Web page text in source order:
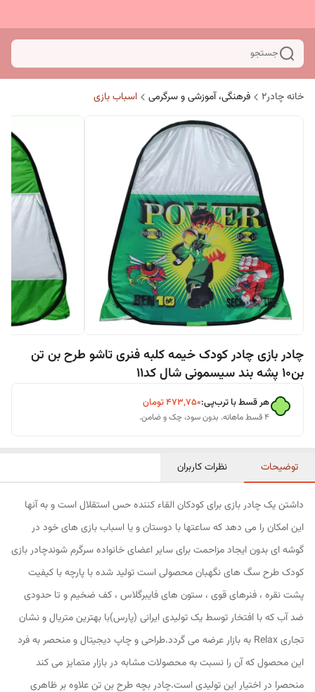
جستجو
خانه چادر۲ فرهنگی، آموزشی و سرگرمی اسباب بازی
چادر بازی چادر کودک خیمه کلبه فنری تاشو طرح بن تن
بن10 پشه بند سیسمونی شال کد11
هر قسط با ترب‌پی:۴۷۳٬۷۵۰تومان
۴ قسط ماهانه. بدون سود، چک و ضامن.
توضیحات نظرات کاربران
داشتن یک چادر بازی برای کودکان القاء کننده حس استقلال است و به آنها
این امکان را می دهد که ساعتها با دوستان و یا اسباب بازی های خود در
گوشه ای بدون ایجاد مزاحمت برای سایر اعضای خانواده سرگرم شوندچادر بازی
کودک طرح سگ های نگهبان محصولی است تولید شده با پارچه با کیفیت
پشت نقره ، فنرهای قوی ، ستون های فایبرگلاس ، کف ضخیم و تا حدودی
ضد آب که با افتخار توسط یک تولیدی ایرانی (پارس)با بهترین متریال و نشان
تجاری Relax به بازار عرضه می گردد.طراحی و چاپ دیجیتال و منحصر به فرد
این محصول که آن را نسبت به محصولات مشابه در بازار متمایز می کند
منحصرا در اختیار این تولیدی است.چادر بچه طرح بن تن علاوه بر ظاهری